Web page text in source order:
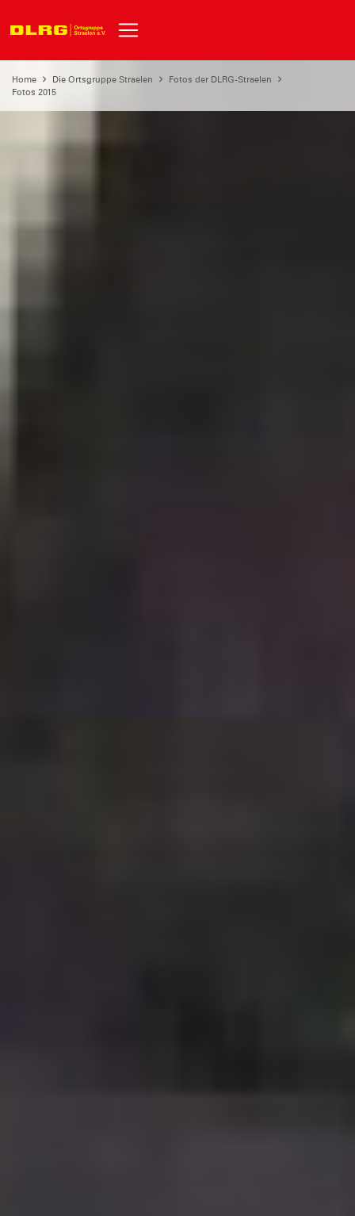
Home Die Ortsgruppe Straelen
Fotos der DLRG-Straelen
Fotos 2015